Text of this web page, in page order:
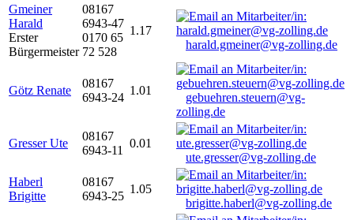
Gmeiner
Harald
Erster
Bürgermeister
08167
6943-47
0170 65
72 528
1.17
harald.gmeiner@vg-zolling.de
Götz Renate
08167
6943-24
1.01
gebuehren.steuern@vg-
zolling.de
Gresser Ute
08167
6943-11
0.01
ute.gresser@vg-zolling.de
Haberl
Brigitte
08167
6943-25
1.05
brigitte.haberl@vg-zolling.de